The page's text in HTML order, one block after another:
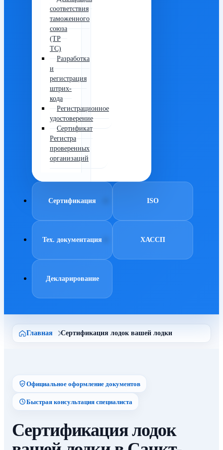
соответствия
таможенного
союза
(ТР
ТС)
Разработка
и
регистрация
штрих-
кода
Регистрационное
удостоверение
Сертификат
Регистра
проверенных
организаций
Сертификация ISO
Тех. документация ХАССП
Декларирование
Главная Сертификация лодок вашей лодки
Официальное оформление документов
Быстрая консультация специалиста
Сертификация лодок